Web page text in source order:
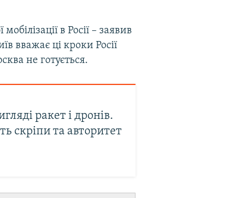
в Росії – заявив
вважає ці кроки Росії
не готується.
ракет і дронів.
скріпи та авторитет